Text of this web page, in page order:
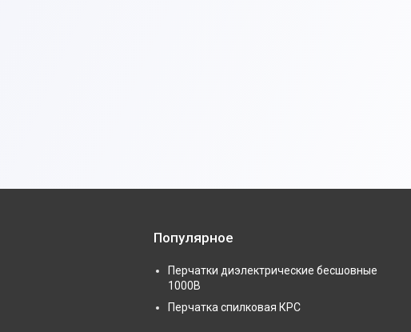
Популярное
Перчатки диэлектрические бесшовные
1000В
Перчатка спилковая КРС